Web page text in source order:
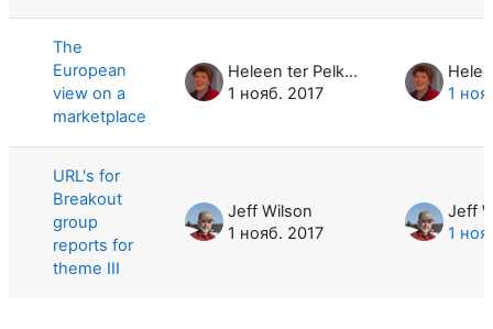
The
European
view on a
marketplace
Heleen ter Pelkwijk
1 нояб. 2017
1
URL's for
Breakout
group
reports for
theme III
Jeff Wilson
1 нояб. 2017
Jeff
1